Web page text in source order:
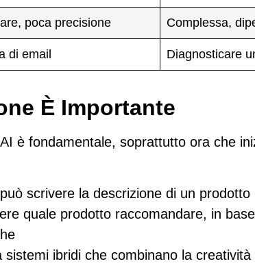
poca precisione Complessa,
di email Diagnosticare
È Importante
è fondamentale, soprattutto ora che
scrivere la descrizione di un prodotto
quale prodotto raccomandare, in
sistemi ibridi che combinano la